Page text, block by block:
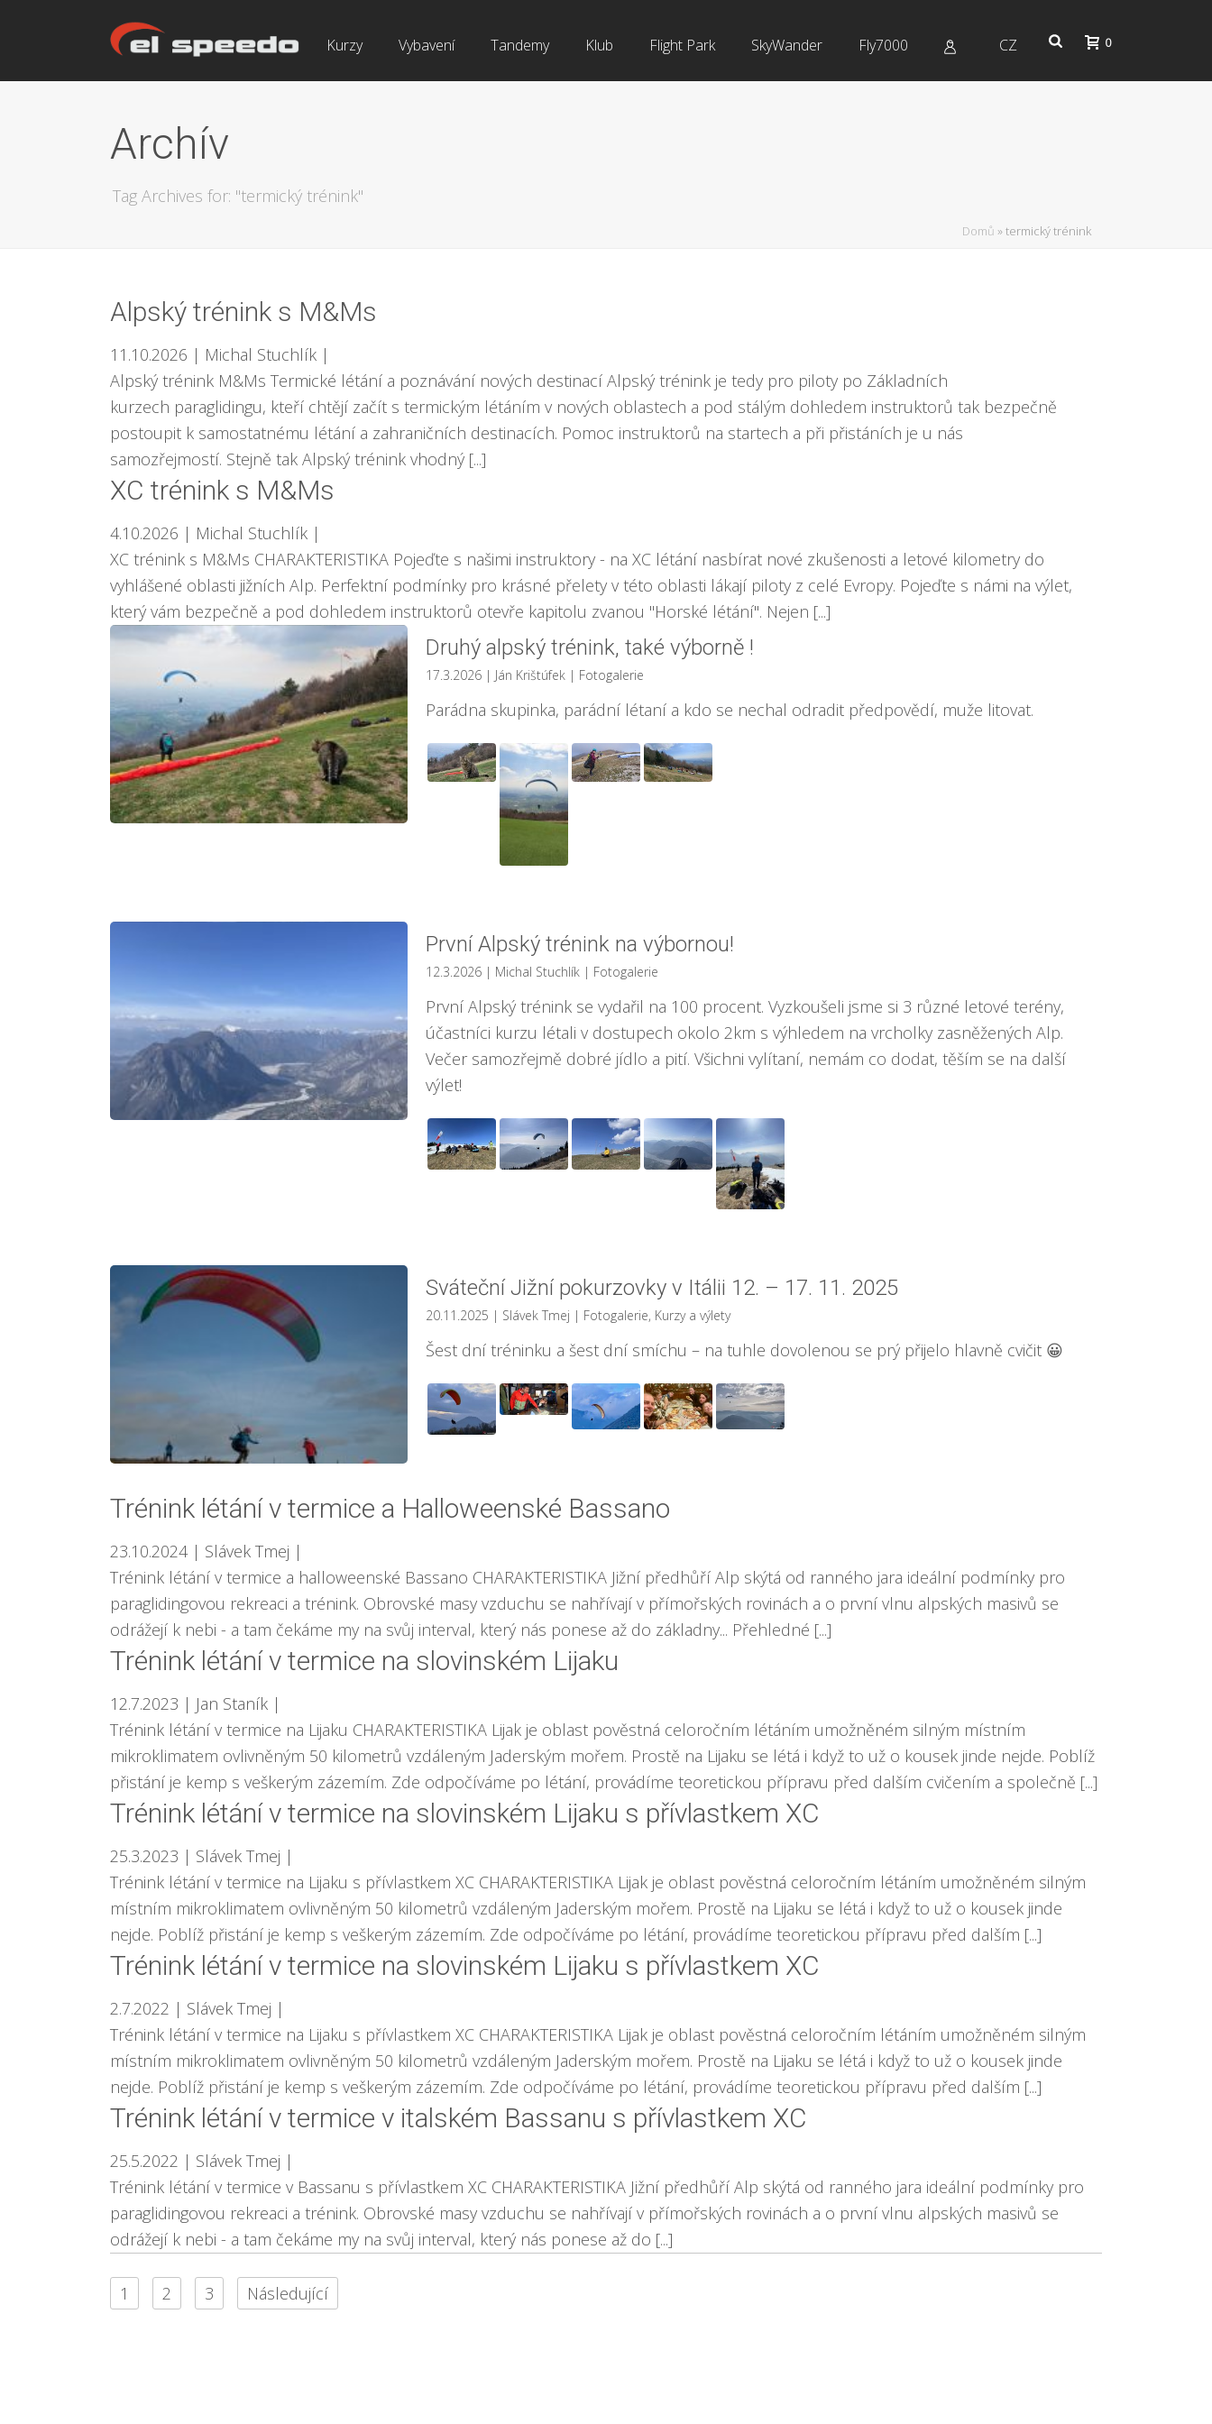
Kurzy Vybavení Tandemy Klub Flight Park SkyWander Fly7000 CZ 0
Archív
Tag Archives for: "termický trénink"
Domů »termický trénink
Alpský trénink s M&Ms
11.10.2026 | Michal Stuchlík |
Alpský trénink M&Ms Termické létání a poznávání nových destinací Alpský trénink je tedy pro piloty po Základních
kurzech paraglidingu, kteří chtějí začít s termickým létáním v nových oblastech a pod stálým dohledem instruktorů tak bezpečně
postoupit k samostatnému létání a zahraničních destinacích. Pomoc instruktorů na startech a při přistáních je u nás
samozřejmostí. Stejně tak Alpský trénink vhodný [...]
XC trénink s M&Ms
4.10.2026 | Michal Stuchlík |
XC trénink s M&Ms CHARAKTERISTIKA Pojeďte s našimi instruktory - na XC létání nasbírat nové zkušenosti a letové kilometry do
vyhlášené oblasti jižních Alp. Perfektní podmínky pro krásné přelety v této oblasti lákají piloty z celé Evropy. Pojeďte s námi na výlet,
který vám bezpečně a pod dohledem instruktorů otevře kapitolu zvanou "Horské létání". Nejen [...]
Druhý alpský trénink, také výborně !
17.3.2026 | Ján Krištúfek | Fotogalerie
Parádna skupinka, parádní létaní a kdo se nechal odradit předpovědí, muže litovat.
První Alpský trénink na výbornou!
12.3.2026 | Michal Stuchlík | Fotogalerie
První Alpský trénink se vydařil na 100 procent. Vyzkoušeli jsme si 3 různé letové terény,
účastníci kurzu létali v dostupech okolo 2km s výhledem na vrcholky zasněžených Alp.
Večer samozřejmě dobré jídlo a pití. Všichni vylítaní, nemám co dodat, těším se na další
výlet!
Sváteční Jižní pokurzovky v Itálii 12. – 17. 11. 2025
20.11.2025 | Slávek Tmej | Fotogalerie, Kurzy a výlety
Šest dní tréninku a šest dní smíchu – na tuhle dovolenou se prý přijelo hlavně cvičit 😀
Trénink létání v termice a Halloweenské Bassano
23.10.2024 | Slávek Tmej |
Trénink létání v termice a halloweenské Bassano CHARAKTERISTIKA Jižní předhůří Alp skýtá od ranného jara ideální podmínky pro
paraglidingovou rekreaci a trénink. Obrovské masy vzduchu se nahřívají v přímořských rovinách a o první vlnu alpských masivů se
odrážejí k nebi - a tam čekáme my na svůj interval, který nás ponese až do základny... Přehledné [...]
Trénink létání v termice na slovinském Lijaku
12.7.2023 | Jan Staník |
Trénink létání v termice na Lijaku CHARAKTERISTIKA Lijak je oblast pověstná celoročním létáním umožněném silným místním
mikroklimatem ovlivněným 50 kilometrů vzdáleným Jaderským mořem. Prostě na Lijaku se létá i když to už o kousek jinde nejde. Poblíž
přistání je kemp s veškerým zázemím. Zde odpočíváme po létání, provádíme teoretickou přípravu před dalším cvičením a společně [...]
Trénink létání v termice na slovinském Lijaku s přívlastkem XC
25.3.2023 | Slávek Tmej |
Trénink létání v termice na Lijaku s přívlastkem XC CHARAKTERISTIKA Lijak je oblast pověstná celoročním létáním umožněném silným
místním mikroklimatem ovlivněným 50 kilometrů vzdáleným Jaderským mořem. Prostě na Lijaku se létá i když to už o kousek jinde
nejde. Poblíž přistání je kemp s veškerým zázemím. Zde odpočíváme po létání, provádíme teoretickou přípravu před dalším [...]
Trénink létání v termice na slovinském Lijaku s přívlastkem XC
2.7.2022 | Slávek Tmej |
Trénink létání v termice na Lijaku s přívlastkem XC CHARAKTERISTIKA Lijak je oblast pověstná celoročním létáním umožněném silným
místním mikroklimatem ovlivněným 50 kilometrů vzdáleným Jaderským mořem. Prostě na Lijaku se létá i když to už o kousek jinde
nejde. Poblíž přistání je kemp s veškerým zázemím. Zde odpočíváme po létání, provádíme teoretickou přípravu před dalším [...]
Trénink létání v termice v italském Bassanu s přívlastkem XC
25.5.2022 | Slávek Tmej |
Trénink létání v termice v Bassanu s přívlastkem XC CHARAKTERISTIKA Jižní předhůří Alp skýtá od ranného jara ideální podmínky pro
paraglidingovou rekreaci a trénink. Obrovské masy vzduchu se nahřívají v přímořských rovinách a o první vlnu alpských masivů se
odrážejí k nebi - a tam čekáme my na svůj interval, který nás ponese až do [...]
1 2 3 Následující